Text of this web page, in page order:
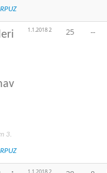
3.
1.1.2018 2 25 --